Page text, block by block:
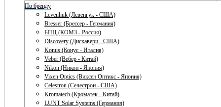
По бренду
Levenhuk (Левенгук - США)
Bresser (Брессер - Германия)
БПЦ (КОМЗ - Россия)
Discovery (Дискавери - США)
Konus (Конус - Италия)
Veber (Вебер - Китай)
Nikon (Никон - Япония)
Vixen Optics (Виксен Оптикс - Япония)
Celestron (Селестрон - США)
Kromatech (Кроматек - Китай)
LUNT Solar Systems (Германия)